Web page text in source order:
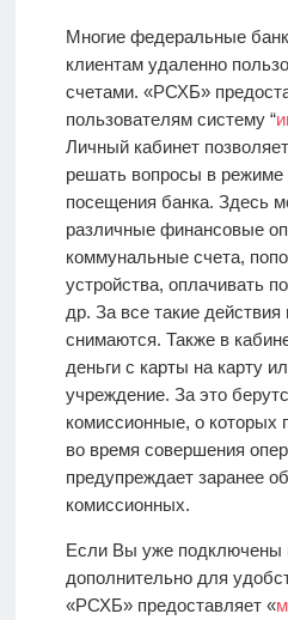
Многие федеральные
клиентам удаленно
счетами. «РСХБ»
пользователям систему “
Личный кабинет
решать вопросы в режиме
посещения банка. Здесь
различные финансовые
коммунальные счета,
устройства, оплачивать
др. За все такие
снимаются. Также в
деньги с карты на карту
учреждение. За это
комиссионные, о которых
во время совершения
предупреждает заранее
комиссионных.
Если Вы уже подключены
дополнительно для
«РСХБ» предоставляет «